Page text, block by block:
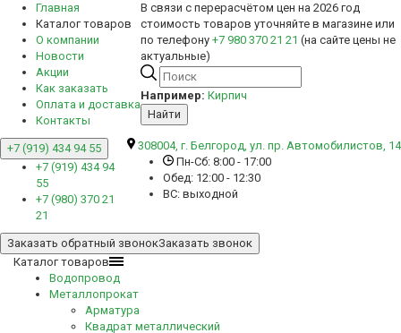
Главная
Каталог товаров
О компании
Новости
Акции
Как заказать
Оплата и доставка
Контакты
308004, г. Белгород, ул. пр. Автомобилистов, 14
Пн-Сб: 8:00 - 17:00
Обед: 12:00 - 12:30
ВС: выходной
В связи с перерасчётом цен на 2026 год
стоимость товаров уточняйте в магазине или
по телефону +7 980 370 21 21 (на сайте цены не
актуальные)
Например: Кирпич
Найти
+7 (919) 434 94 55
+7 (919) 434 94
55
+7 (980) 370 21
21
Заказать обратный звонокЗаказать звонок
Каталог товаров
Водопровод
Металлопрокат
Арматура
Квадрат металлический